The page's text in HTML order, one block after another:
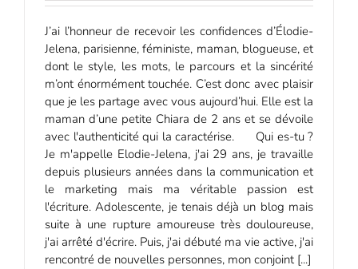
J’ai l’honneur de recevoir les confidences d’Élodie-
Jelena, parisienne, féministe, maman, blogueuse, et
dont le style, les mots, le parcours et la sincérité
m’ont énormément touchée. C’est donc avec plaisir
que je les partage avec vous aujourd’hui. Elle est la
maman d’une petite Chiara de 2 ans et se dévoile
avec l'authenticité qui la caractérise. Qui es-tu ?
Je m'appelle Elodie-Jelena, j'ai 29 ans, je travaille
depuis plusieurs années dans la communication et
le marketing mais ma véritable passion est
l'écriture. Adolescente, je tenais déjà un blog mais
suite à une rupture amoureuse très douloureuse,
j'ai arrêté d'écrire. Puis, j'ai débuté ma vie active, j'ai
rencontré de nouvelles personnes, mon conjoint [...]